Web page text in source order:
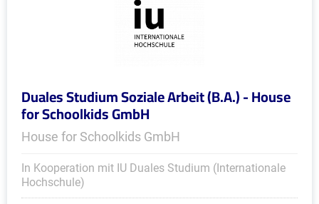
Duales Studium Soziale Arbeit (B.A.) - House
for Schoolkids GmbH
House for Schoolkids GmbH
In Kooperation mit IU Duales Studium (Internationale
Hochschule)